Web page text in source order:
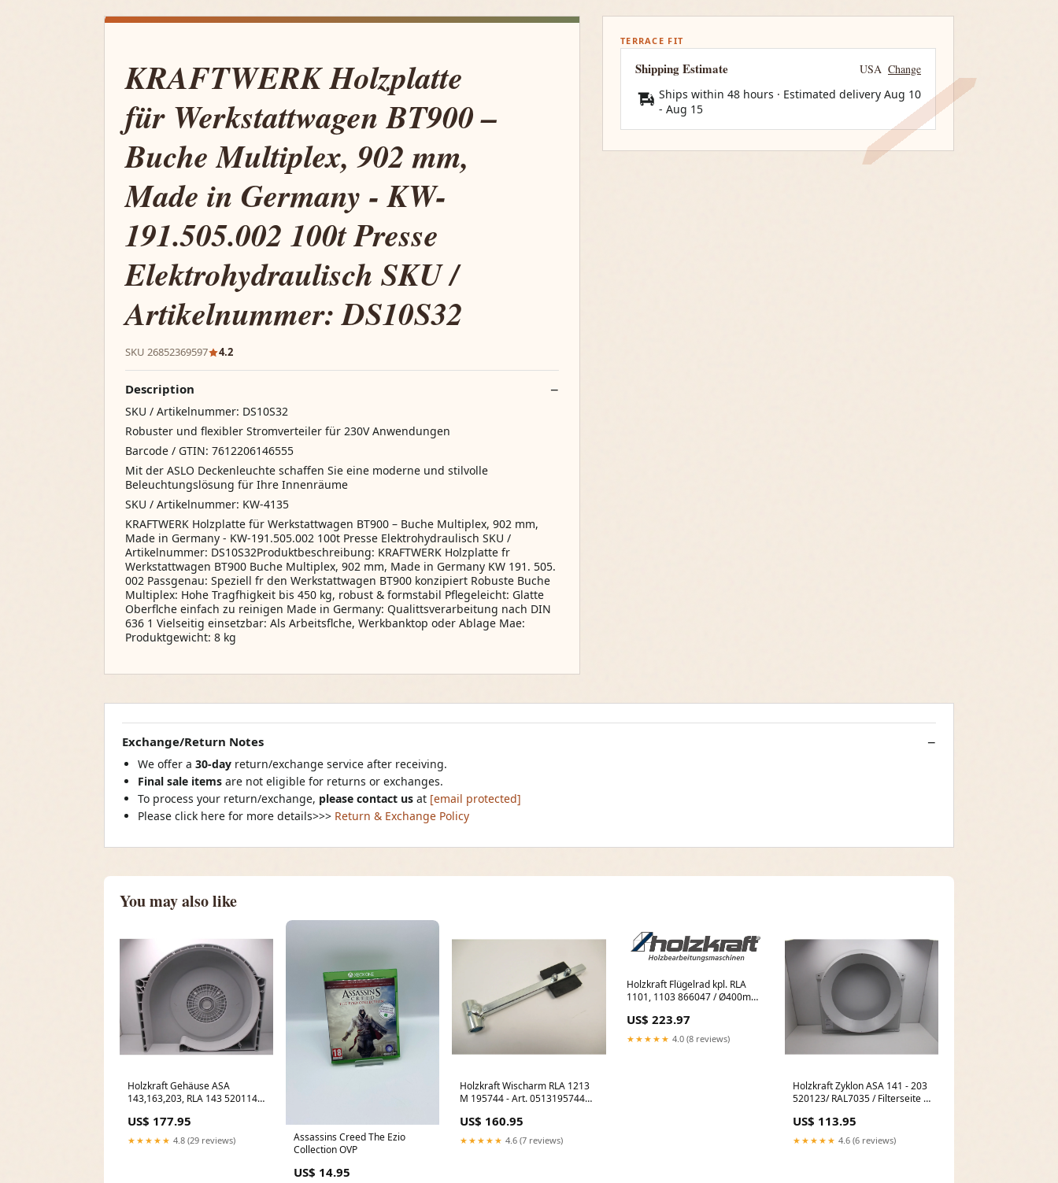
KRAFTWERK Holzplatte
für Werkstattwagen BT900 –
Buche Multiplex, 902 mm,
Made in Germany - KW-
191.505.002 100t Presse
Elektrohydraulisch SKU /
Artikelnummer: DS10S32
SKU 26852369597 4.2
Description
SKU / Artikelnummer: DS10S32
Robuster und flexibler Stromverteiler für 230V Anwendungen
Barcode / GTIN: 7612206146555
Mit der ASLO Deckenleuchte schaffen Sie eine moderne und stilvolle
Beleuchtungslösung für Ihre Innenräume
SKU / Artikelnummer: KW-4135
KRAFTWERK Holzplatte für Werkstattwagen BT900 – Buche Multiplex, 902 mm,
Made in Germany - KW-191.505.002 100t Presse Elektrohydraulisch SKU /
Artikelnummer: DS10S32Produktbeschreibung: KRAFTWERK Holzplatte fr
Werkstattwagen BT900 Buche Multiplex, 902 mm, Made in Germany KW 191. 505.
002 Passgenau: Speziell fr den Werkstattwagen BT900 konzipiert Robuste Buche
Multiplex: Hohe Tragfhigkeit bis 450 kg, robust & formstabil Pflegeleicht: Glatte
Oberflche einfach zu reinigen Made in Germany: Qualittsverarbeitung nach DIN
636 1 Vielseitig einsetzbar: Als Arbeitsflche, Werkbanktop oder Ablage Mae:
Produktgewicht: 8 kg
TERRACE FIT
Shipping Estimate USA Change
Ships within 48 hours · Estimated delivery Aug 10
- Aug 15
Exchange/Return Notes
We offer a 30-day return/exchange service after receiving.
Final sale items are not eligible for returns or exchanges.
To process your return/exchange, please contact us at [email protected]
Please click here for more details>>> Return & Exchange Policy
You may also like
Holzkraft Gehäuse ASA
143,163,203, RLA 143 520114 /
0513520114 SCHWEISSKRAFT
TH3 Filter SM-1662251
US$ 177.95
★★★★★ 4.8 (29 reviews)
Assassins Creed The Ezio
Collection OVP
US$ 14.95
Holzkraft Wischarm RLA 1213
M 195744 - Art. 0513195744
SM-0310130346
US$ 160.95
★★★★★ 4.6 (7 reviews)
Holzkraft Flügelrad kpl. RLA
1101, 1103 866047 / Ø400mm
Werkzeugwagen gefüllt 290tlg
US$ 223.97
★★★★★ 4.0 (8 reviews)
Holzkraft Zyklon ASA 141 - 203
520123/ RAL7035 / Filterseite -
US$ 113.95
★★★★★ 4.6 (6 reviews)